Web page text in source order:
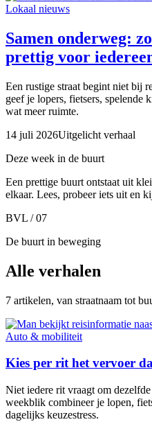
Lokaal nieuws
Samen onderweg:
prettig voor
Een rustige straat begint niet bij
geef je lopers, fietsers, spelende
wat meer ruimte.
14 juli 2026Uitgelicht verhaal
Deze week in de buurt
Een prettige buurt ontstaat uit
elkaar. Lees, probeer iets uit en
BVL / 07
De buurt in beweging
Alle verhalen
7 artikelen, van straatnaam tot
Auto & mobiliteit
Kies per rit het vervoer
Niet iedere rit vraagt om
weekblik combineer je lopen,
dagelijks keuzestress.